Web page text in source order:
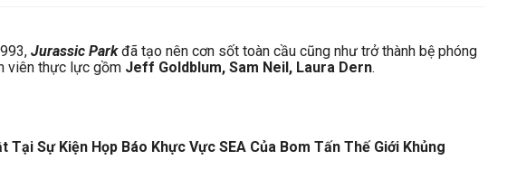
Jurassic Park đã tạo nên cơn sốt toàn cầu cũng như trở thành bệ phóng
viên thực lực gồm Jeff Goldblum, Sam Neil, Laura Dern.
Tại Sự Kiện Họp Báo Khực Vực SEA Của Bom Tấn Thế Giới Khủng